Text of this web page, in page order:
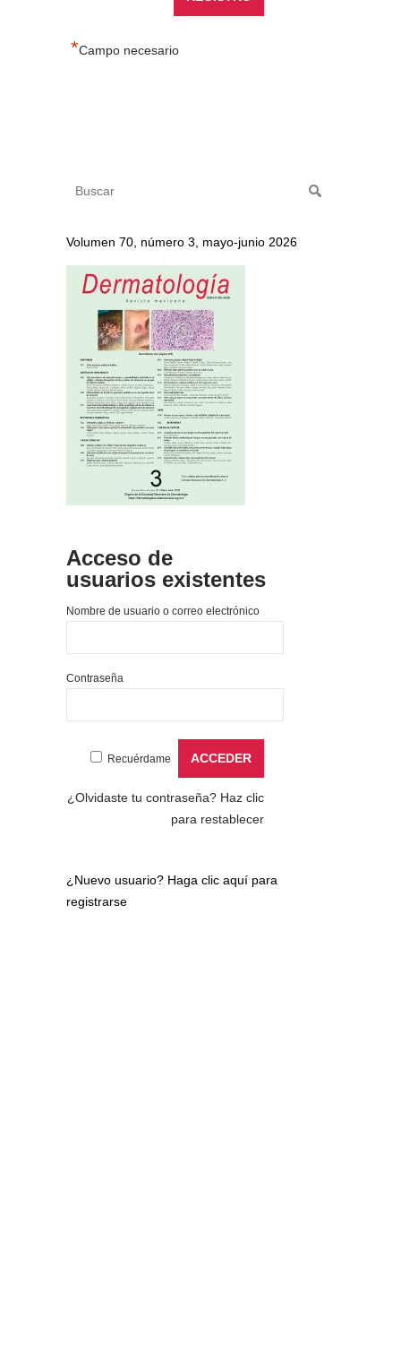
*Campo necesario
Volumen 70, número 3, mayo-junio 2026
Acceso de
usuarios existentes
Nombre de usuario o correo electrónico
Contraseña
Recuérdame
¿Olvidaste tu contraseña? Haz clic
para restablecer
¿Nuevo usuario? Haga clic aquí para
registrarse